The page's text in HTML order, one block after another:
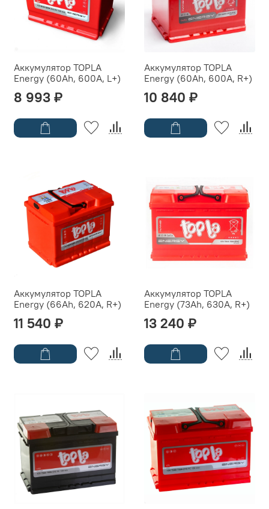
Аккумулятор TOPLA
Energy (60Ah, 600A, L+)
8 993 ₽
Аккумулятор TOPLA
Energy (60Ah, 600A, R+)
10 840 ₽
Аккумулятор TOPLA
Energy (66Ah, 620A, R+)
11 540 ₽
Аккумулятор TOPLA
Energy (73Ah, 630A, R+)
13 240 ₽